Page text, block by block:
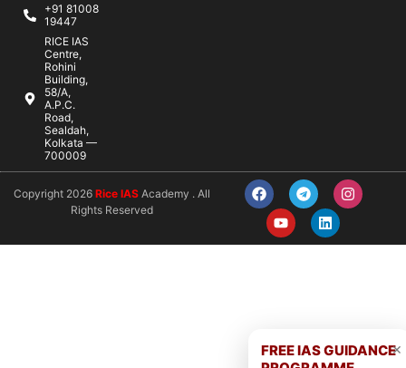
+91 81008
19447
RICE IAS
Centre,
Rohini
Building,
58/A,
A.P.C.
Road,
Sealdah,
Kolkata —
700009
Copyright 2026Rice IAS Academy . All
Rights Reserved
×
FREE IAS GUIDANCE